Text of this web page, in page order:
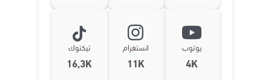
يوتوب
4K
انستغرام
11K
تيكتوك
16,3K